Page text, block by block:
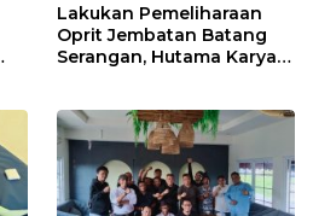
Lakukan Pemeliharaan
Oprit Jembatan Batang
Serangan, Hutama Karya